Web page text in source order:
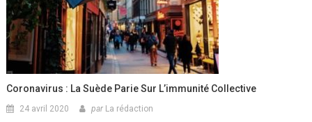
Coronavirus : La Suède Parie Sur L’immunité Collective
24 avril 2020 par La rédaction